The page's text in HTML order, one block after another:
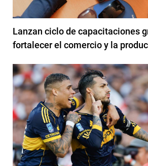
Lanzan ciclo de capacitaciones
fortalecer el comercio y la